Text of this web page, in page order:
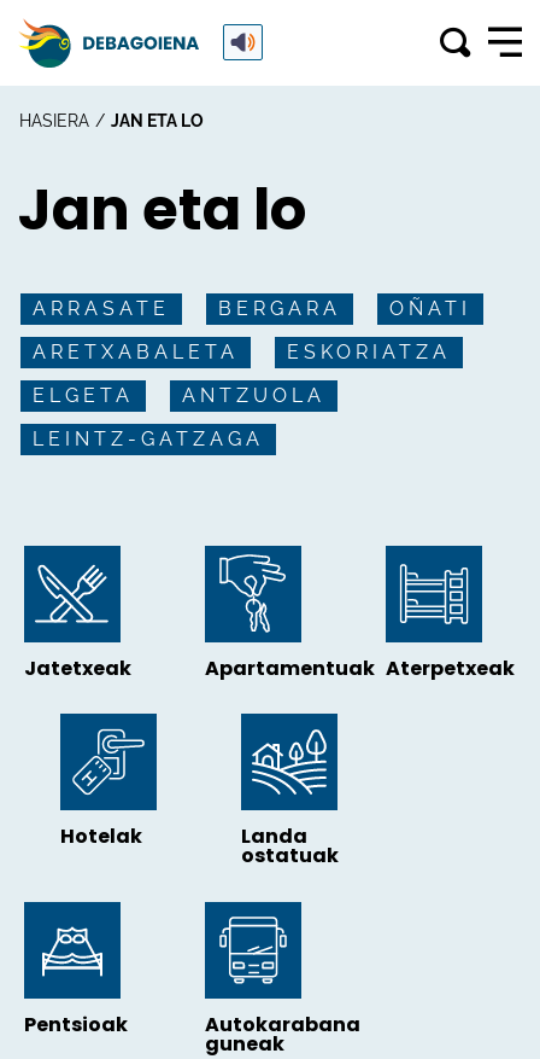
HASIERA JAN ETA LO
Jan eta lo
ARRASATE BERGARA
OÑATI
ARETXABALETA
ESKORIATZA
ELGETA
ANTZUOLA
LEINTZ-GATZAGA
Jatetxeak Apartamentuak Aterpetxeak
Hotelak Landa
ostatuak
Pentsioak Autokarabana
guneak